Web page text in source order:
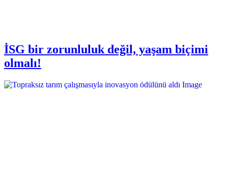
İSG bir zorunluluk değil, yaşam biçimi
olmalı!